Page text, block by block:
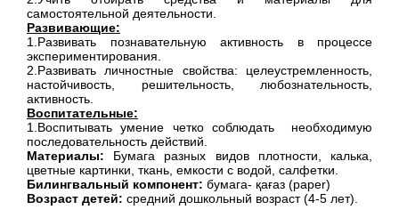
самостоятельной деятельности.
Развивающие:
1.Развивать познавательную активность в процессе
экспериментирования.
2.Развивать личностные свойства: целеустремленность,
настойчивость, решительность, любознательность,
активность.
Воспитательные:
1.Воспитывать умение четко соблюдать необходимую
последовательность действий.
Материалы: Бумага разных видов плотности, калька,
цветные картинки, ткань, емкости с водой, салфетки.
Билингвальный компонент: бумага- қағаз (paper)
Возраст детей: средний дошкольный возраст (4-5 лет).